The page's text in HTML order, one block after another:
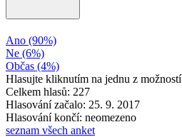
Ano (90%)
Ne (6%)
Občas (4%)
Hlasujte kliknutím na jednu z možností
Celkem hlasů: 227
Hlasování začalo: 25. 9. 2017
Hlasování končí: neomezeno
seznam všech anket